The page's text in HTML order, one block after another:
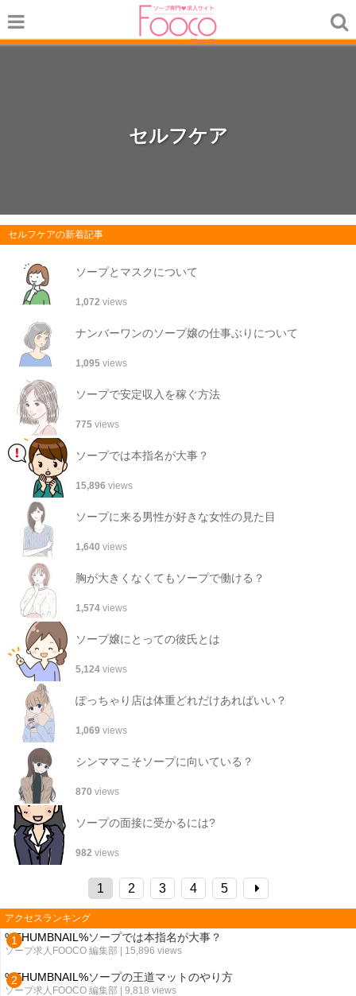
セルフケア
セルフケアの新着記事
ソープとマスクについて
1,072 views
ナンバーワンのソープ嬢の仕事ぶりについて
1,095 views
ソープで安定収入を稼ぐ方法
775 views
ソープでは本指名が大事？
15,896 views
ソープに来る男性が好きな女性の見た目
1,640 views
胸が大きくなくてもソープで働ける？
1,574 views
ソープ嬢にとっての彼氏とは
5,124 views
ぽっちゃり店は体重どれだけあればいい？
1,069 views
シンママこそソープに向いている？
870 views
ソープの面接に受かるには?
982 views
1 2 3 4 5
アクセスランキング
%THUMBNAIL%ソープでは本指名が大事？
ソープ求人FOOCO 編集部 | 15,896 views
%THUMBNAIL%ソープの王道マットのやり方
ソープ求人FOOCO 編集部 | 9,818 views